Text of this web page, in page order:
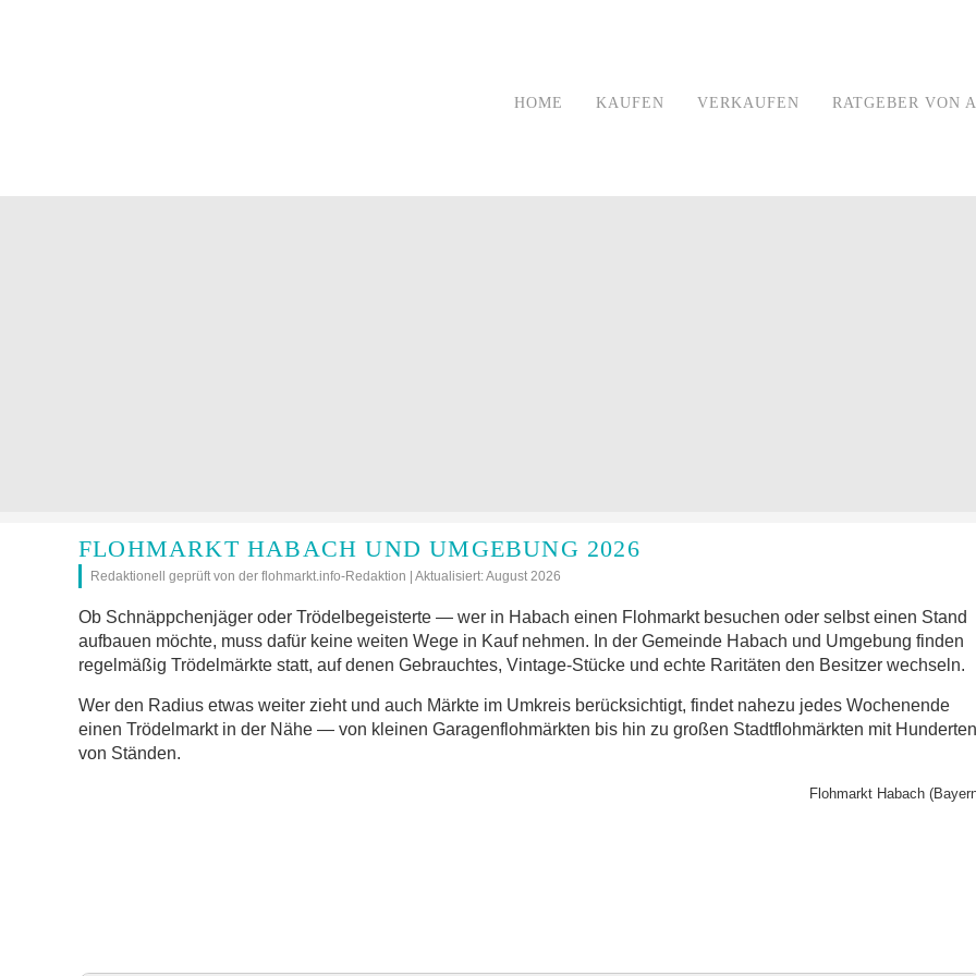
HOME KAUFEN VERKAUFEN RATGEBER VON
FLOHMARKT HABACH UND UMGEBUNG 2026
Redaktionell geprüft von der flohmarkt.info-Redaktion | Aktualisiert: August 2026
Ob Schnäppchenjäger oder Trödelbegeisterte — wer in Habach einen Flohmarkt besuchen oder selbst einen Stand
aufbauen möchte, muss dafür keine weiten Wege in Kauf nehmen. In der Gemeinde Habach und Umgebung finden
regelmäßig Trödelmärkte statt, auf denen Gebrauchtes, Vintage-Stücke und echte Raritäten den Besitzer wechseln.
Wer den Radius etwas weiter zieht und auch Märkte im Umkreis berücksichtigt, findet nahezu jedes Wochenende
einen Trödelmarkt in der Nähe — von kleinen Garagenflohmärkten bis hin zu großen Stadtflohmärkten mit Hunderten
von Ständen.
Flohmarkt Habach